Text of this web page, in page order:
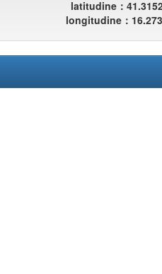
latitudine：
longitudine：